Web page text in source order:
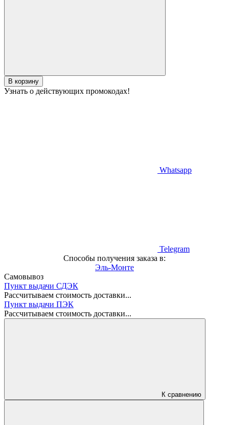
В корзину
Узнать о действующих промокодах!
Whatsapp
Telegram
Способы получения заказа в:
Эль-Монте
Самовывоз
Пункт выдачи СДЭК
Рассчитываем стоимость доставки...
Пункт выдачи ПЭК
Рассчитываем стоимость доставки...
К сравнению